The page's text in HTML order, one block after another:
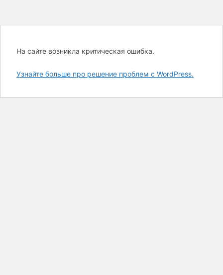
На сайте возникла критическая ошибка.
Узнайте больше про решение проблем с WordPress.